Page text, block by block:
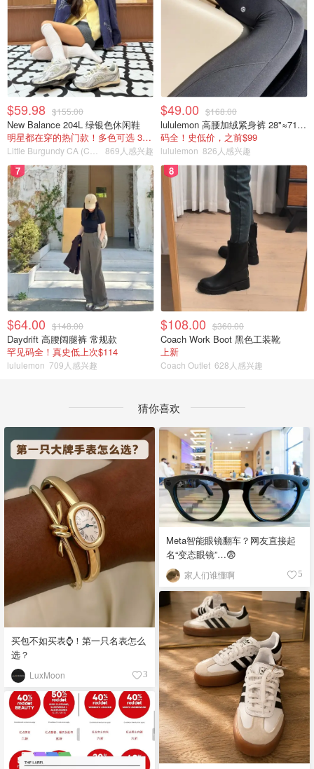
$59.98 $155.00
New Balance 204L 绿银色休闲鞋
明星都在穿的热门款！多色可选 3.8折
869人感兴趣
$49.00 $168.00
lululemon 高腰加绒紧身裤 28"≈71cm 5个口袋
码全！史低价，之前$99
lululemon 826人感兴趣
7
$64.00 $148.00
Daydrift 高腰阔腿裤 常规款
罕见码全！真史低上次$114
lululemon 709人感兴趣
8
$108.00 $360.00
Coach Work Boot 黑色工装靴
上新
Coach Outlet 628人感兴趣
猜你喜欢
买包不如买表⌚️！第一只名表怎么
选？
LuxMoon 3
Meta智能眼镜翻车？网友直接起
名“变态眼镜”…😨
家人们谁懂啊 5